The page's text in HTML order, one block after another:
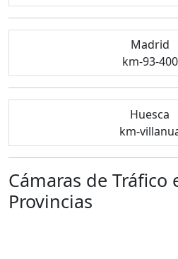
Madrid
km-93-400
Huesca
km-
Cámaras de Tráfico
Provincias